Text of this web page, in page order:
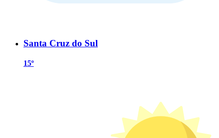
Santa Cruz do Sul
15º